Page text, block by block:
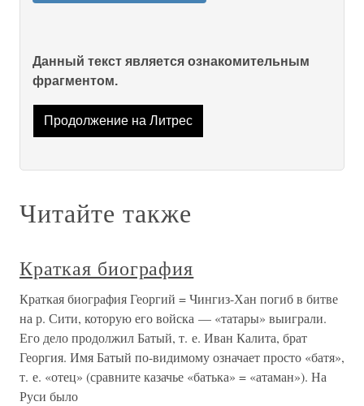
Данный текст является ознакомительным
фрагментом.
Продолжение на Литрес
Читайте также
Краткая биография
Краткая биография Георгий = Чингиз-Хан погиб в битве
на р. Сити, которую его войска — «татары» выиграли.
Его дело продолжил Батый, т. е. Иван Калита, брат
Георгия. Имя Батый по-видимому означает просто «батя»,
т. е. «отец» (сравните казачье «батька» = «атаман»). На
Руси было